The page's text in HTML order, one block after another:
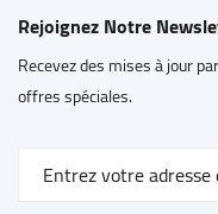
Rejoignez Notre
Recevez des mises à jour
offres spéciales.